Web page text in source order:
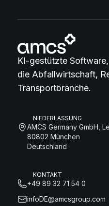
KI-gestützte
die Abfallwirtschaft,
Transportbranche.
NIEDERLASSUNG
AMCS Germany GmbH,
80802 München
Deutschland
KONTAKT
+49 89 32 71 54 0
infoDE@amcsgroup.com